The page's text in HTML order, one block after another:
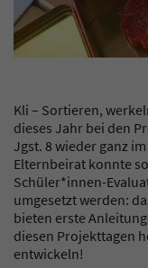
Kli – Sortieren,
dieses Jahr bei den
Jgst. 8 wieder ganz
Elternbeirat konnte
Schüler*innen-
umgesetzt werden:
bieten erste
diesen Projekttagen
entwickeln!